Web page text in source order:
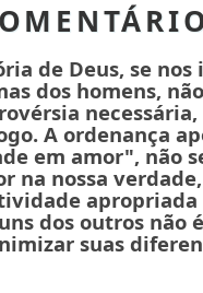
de Deus, se
dos homens,
A ordenança
em amor", não
na nossa
apropriada
dos outros não
suas